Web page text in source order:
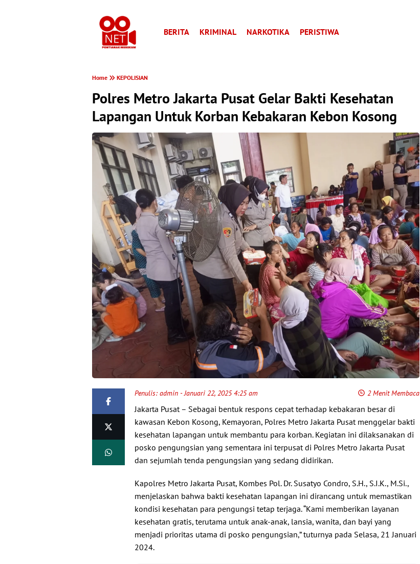
BERITA KRIMINAL NARKOTIKA PERISTIWA
Home KEPOLISIAN
Polres Metro Jakarta Pusat Gelar Bakti Kesehatan
Lapangan Untuk Korban Kebakaran Kebon Kosong
Penulis:admin - Januari 22, 2025 4:25 am 2 Menit Membaca
Jakarta Pusat – Sebagai bentuk respons cepat terhadap kebakaran besar di
kawasan Kebon Kosong, Kemayoran, Polres Metro Jakarta Pusat menggelar bakti
kesehatan lapangan untuk membantu para korban. Kegiatan ini dilaksanakan di
posko pengungsian yang sementara ini terpusat di Polres Metro Jakarta Pusat
dan sejumlah tenda pengungsian yang sedang didirikan.
Kapolres Metro Jakarta Pusat, Kombes Pol. Dr. Susatyo Condro, S.H., S.I.K., M.Si.,
menjelaskan bahwa bakti kesehatan lapangan ini dirancang untuk memastikan
kondisi kesehatan para pengungsi tetap terjaga. “Kami memberikan layanan
kesehatan gratis, terutama untuk anak-anak, lansia, wanita, dan bayi yang
menjadi prioritas utama di posko pengungsian,” tuturnya pada Selasa, 21 Januari
2024.